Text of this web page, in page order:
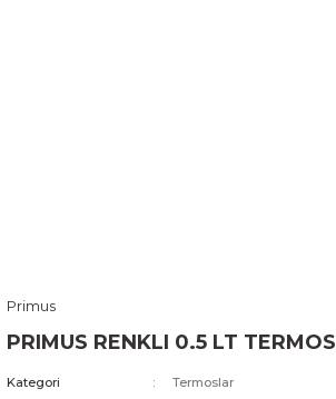
Primus
PRIMUS RENKLI 0.5 LT TERMOS
Kategori
Termoslar